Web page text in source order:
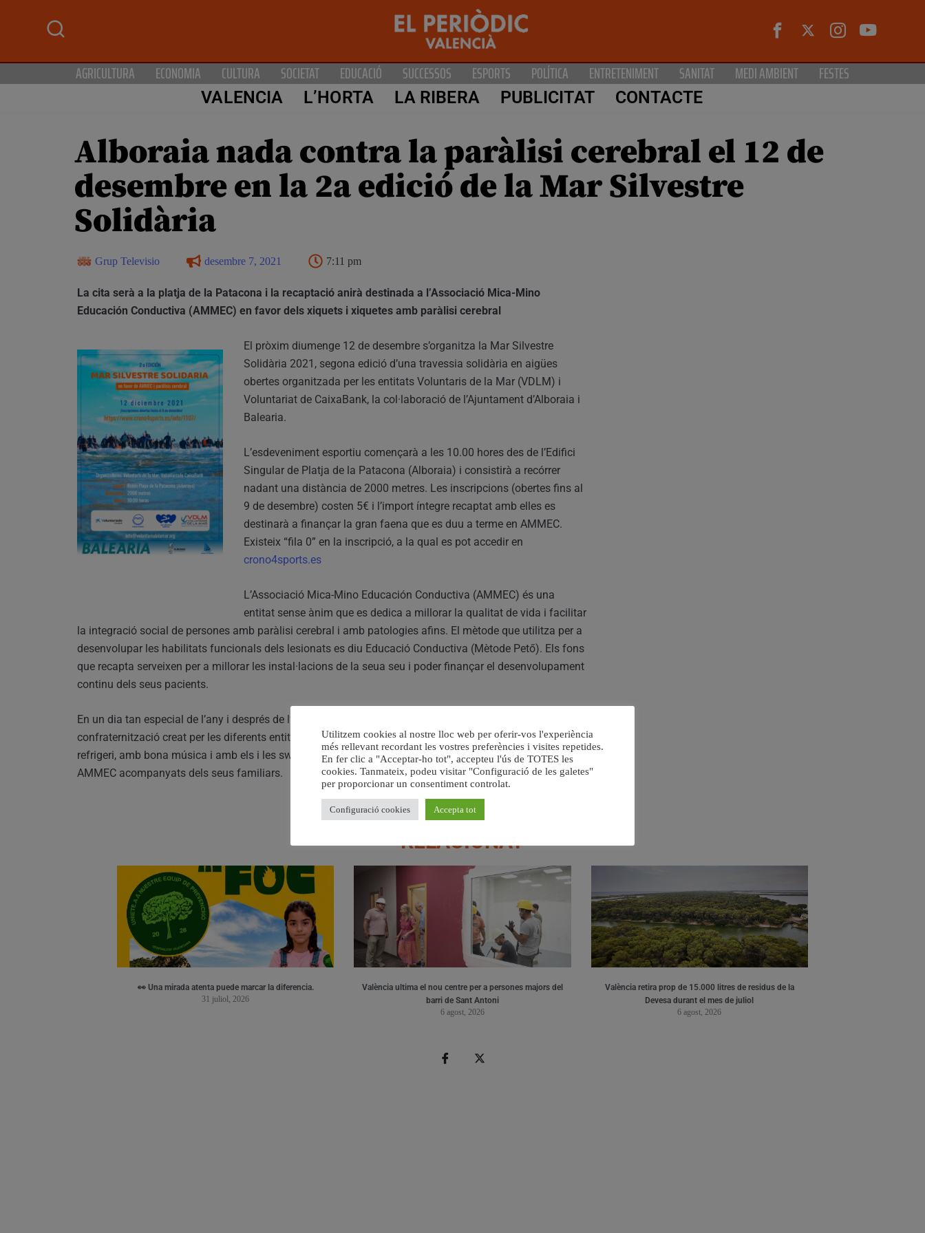
AGRICULTURA ECONOMIA CULTURA SOCIETAT EDUCACIÓ SUCCESSOS ESPORTS POLÍTICA ENTRETENIMENT SANITAT MEDI AMBIENT FESTES
VALENCIA L’HORTA LA RIBERA PUBLICITAT CONTACTE
Alboraia nada contra la paràlisi cerebral el 12 de
desembre en la 2a edició de la Mar Silvestre
Solidària
Grup Televisio desembre 7, 2021 7:11 pm
La cita serà a la platja de la Patacona i la recaptació anirà destinada a l’Associació Mica-Mino
Educación Conductiva (AMMEC) en favor dels xiquets i xiquetes amb paràlisi cerebral
El pròxim diumenge 12 de desembre s’organitza la Mar Silvestre
Solidària 2021, segona edició d’una travessia solidària en aigües
obertes organitzada per les entitats Voluntaris de la Mar (VDLM) i
Voluntariat de CaixaBank, la col·laboració de l’Ajuntament d’Alboraia i
Balearia.
L’esdeveniment esportiu començarà a les 10.00 hores des de l’Edifici
Singular de Platja de la Patacona (Alboraia) i consistirà a recórrer
nadant una distància de 2000 metres. Les inscripcions (obertes fins al
9 de desembre) costen 5€ i l’import íntegre recaptat amb elles es
destinarà a finançar la gran faena que es duu a terme en AMMEC.
Existeix “fila 0” en la inscripció, a la qual es pot accedir en
crono4sports.es
L’Associació Mica-Mino Educación Conductiva (AMMEC) és una
entitat sense ànim que es dedica a millorar la qualitat de vida i facilitar
la integració social de persones amb paràlisi cerebral i amb patologies afins. El mètode que utilitza per a
desenvolupar les habilitats funcionals dels lesionats es diu Educació Conductiva (Mètode Pető). Els fons
que recapta serveixen per a millorar les instal·lacions de la seua seu i poder finançar el desenvolupament
continu dels seus pacients.
En un dia tan especial de l’any i després de l’emocionant travessia, es gaudirà d’un espai de trobada i
confraternització creat per les diferents entitats que fan possible aquesta iniciativa. Serà amb un deliciós
refrigeri, amb bona música i amb els i les swimmers, el voluntariat i amb els xiquets i xiquetes de
AMMEC acompanyats dels seus familiars.
RELACIONAT
👀 Una mirada atenta puede marcar la diferencia.
31 juliol, 2026
València ultima el nou centre per a persones majors del
barri de Sant Antoni
6 agost, 2026
València retira prop de 15.000 litres de residus de la
Devesa durant el mes de juliol
6 agost, 2026
Utilitzem cookies al nostre lloc web per oferir-vos l'experiència
més rellevant recordant les vostres preferències i visites repetides.
En fer clic a "Acceptar-ho tot", accepteu l'ús de TOTES les
cookies. Tanmateix, podeu visitar "Configuració de les galetes"
per proporcionar un consentiment controlat.
Configuració cookies Accepta tot